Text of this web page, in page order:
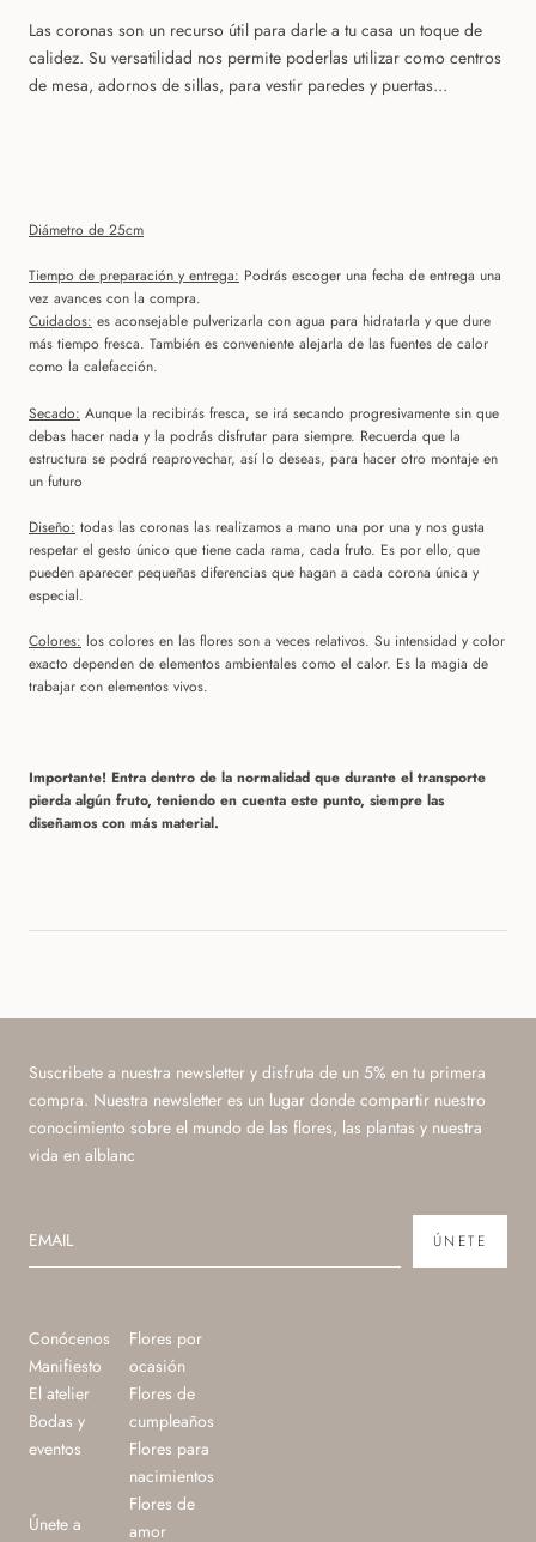
Las coronas son un recurso útil para darle a tu casa un toque de
calidez. Su versatilidad nos permite poderlas utilizar como centros
de mesa, adornos de sillas, para vestir paredes y puertas...
Diámetro de 25cm
Tiempo de preparación y entrega: Podrás escoger una fecha de entrega una
vez avances con la compra.
Cuidados: es aconsejable pulverizarla con agua para hidratarla y que dure
más tiempo fresca. También es conveniente alejarla de las fuentes de calor
como la calefacción.
Secado: Aunque la recibirás fresca, se irá secando progresivamente sin que
debas hacer nada y la podrás disfrutar para siempre. Recuerda que la
estructura se podrá reaprovechar, así lo deseas, para hacer otro montaje en
un futuro
Diseño: todas las coronas las realizamos a mano una por una y nos gusta
respetar el gesto único que tiene cada rama, cada fruto. Es por ello, que
pueden aparecer pequeñas diferencias que hagan a cada corona única y
especial.
Colores: los colores en las flores son a veces relativos. Su intensidad y color
exacto dependen de elementos ambientales como el calor. Es la magia de
trabajar con elementos vivos.
Importante! Entra dentro de la normalidad que durante el transporte
pierda algún fruto, teniendo en cuenta este punto, siempre las
diseñamos con más material.
Suscribete a nuestra newsletter y disfruta de un 5% en tu primera
compra. Nuestra newsletter es un lugar donde compartir nuestro
conocimiento sobre el mundo de las flores, las plantas y nuestra
vida en alblanc
ÚNETE
Conócenos
Manifiesto
El atelier
Bodas y
eventos
Únete a
Flores por
ocasión
Flores de
cumpleaños
Flores para
nacimientos
Flores de
amor